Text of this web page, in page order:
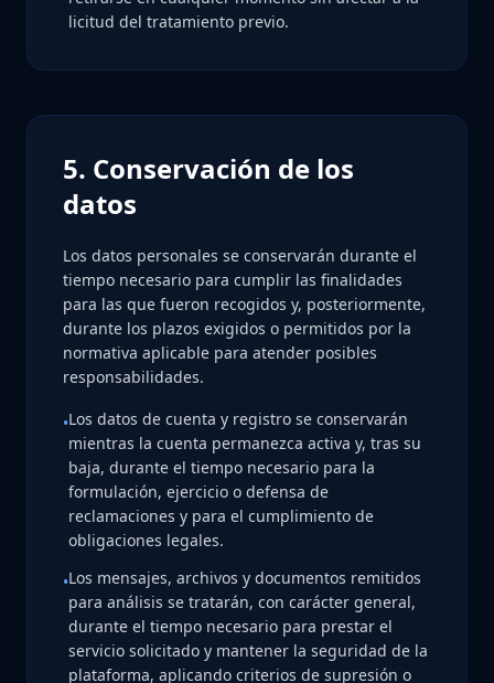
licitud del tratamiento previo.
5. Conservación de los
datos
Los datos personales se conservarán durante el
tiempo necesario para cumplir las finalidades
para las que fueron recogidos y, posteriormente,
durante los plazos exigidos o permitidos por la
normativa aplicable para atender posibles
responsabilidades.
•Los datos de cuenta y registro se conservarán
mientras la cuenta permanezca activa y, tras su
baja, durante el tiempo necesario para la
formulación, ejercicio o defensa de
reclamaciones y para el cumplimiento de
obligaciones legales.
•Los mensajes, archivos y documentos remitidos
para análisis se tratarán, con carácter general,
durante el tiempo necesario para prestar el
servicio solicitado y mantener la seguridad de la
plataforma, aplicando criterios de supresión o